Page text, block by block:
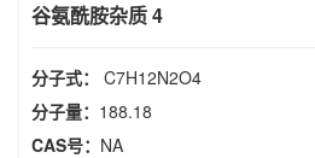
谷氨酰胺杂质 4
分子式： C7H12N2O4
分子量： 188.18
CAS号： NA